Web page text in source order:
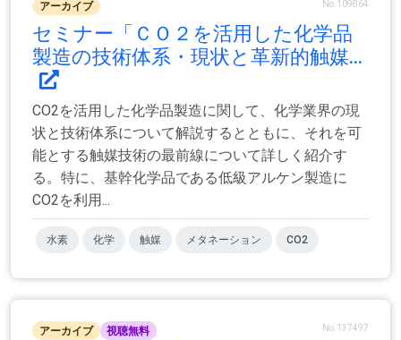
アーカイブ No.109864
セミナー「ＣＯ２を活用した化学品
製造の技術体系・現状と革新的触媒...
CO2を活用した化学品製造に関して、化学業界の現
状と技術体系について解説するとともに、それを可
能とする触媒技術の最前線について詳しく紹介す
る。特に、基幹化学品である低級アルケン製造に
CO2を利用...
水素 化学 触媒 メタネーション CO2
アーカイブ 視聴無料 No.137497